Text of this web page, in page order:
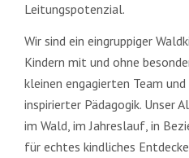
Leitungspotenzial.
Wir sind ein eingruppiger
Kindern mit und ohne
kleinen engagierten Team
inspirierter Pädagogik.
im Wald, im Jahreslauf, in
für echtes kindliches